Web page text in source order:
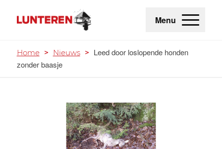
Menu
Home > Nieuws > Leed door loslopende honden
zonder baasje